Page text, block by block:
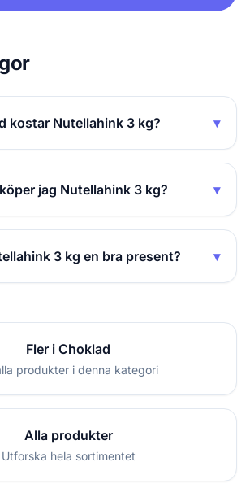
kostar Nutellahink 3 kg? ▾
jag Nutellahink 3 kg? ▾
3 kg en bra present? ▾
Fler i Choklad
produkter i denna kategori
Alla produkter
Utforska hela sortimentet